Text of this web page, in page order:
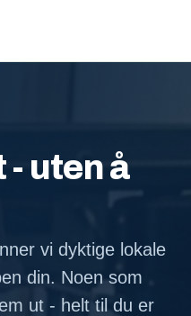
- uten å
vi dyktige lokale
din. Noen som
ut - helt til du er